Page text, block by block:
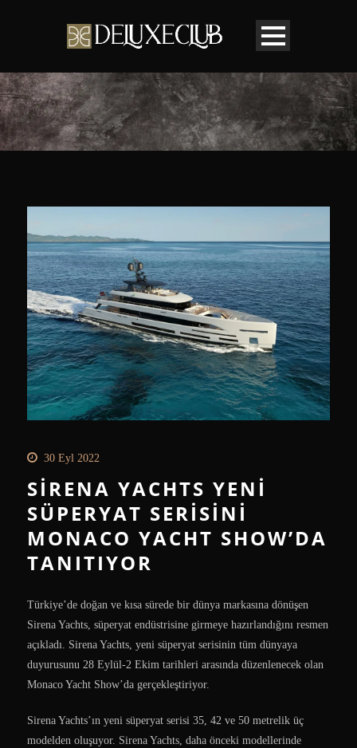
30 Eyl 2022
SIRENA YACHTS YENI
SÜPERYAT SERISINI
MONACO YACHT SHOW’DA
TANITIYOR
Türkiye’de doğan ve kısa sürede bir dünya markasına dönüşen
Sirena Yachts, süperyat endüstrisine girmeye hazırlandığını resmen
açıkladı. Sirena Yachts, yeni süperyat serisinin tüm dünyaya
duyurusunu 28 Eylül-2 Ekim tarihleri arasında düzenlenecek olan
Monaco Yacht Show’da gerçekleştiriyor.
Sirena Yachts’ın yeni süperyat serisi 35, 42 ve 50 metrelik üç
modelden oluşuyor. Sirena Yachts, daha önceki modellerinde